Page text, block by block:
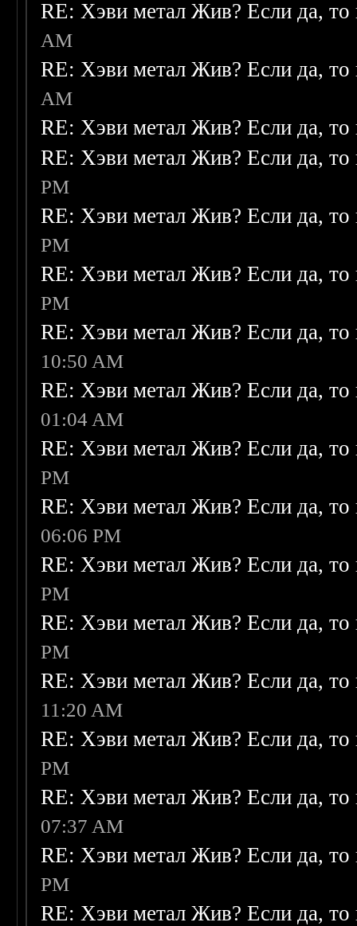
RE: Хэви метал Жив? Если да, то
AM
RE: Хэви метал Жив? Если да, то
AM
RE: Хэви метал Жив? Если да, то
RE: Хэви метал Жив? Если да, то
PM
RE: Хэви метал Жив? Если да, то
PM
RE: Хэви метал Жив? Если да, то
PM
RE: Хэви метал Жив? Если да, то
10:50 AM
RE: Хэви метал Жив? Если да, то
01:04 AM
RE: Хэви метал Жив? Если да, то
PM
RE: Хэви метал Жив? Если да, то
06:06 PM
RE: Хэви метал Жив? Если да, то
PM
RE: Хэви метал Жив? Если да, то
PM
RE: Хэви метал Жив? Если да, то
11:20 AM
RE: Хэви метал Жив? Если да, то
PM
RE: Хэви метал Жив? Если да, то
07:37 AM
RE: Хэви метал Жив? Если да, то
PM
RE: Хэви метал Жив? Если да, то